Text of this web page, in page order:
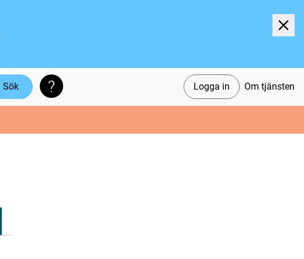
Logga in Om tjänsten
Sök Söktips